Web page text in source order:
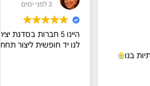
היינו 5 חברות בסדנת יצירת נרות. מור נתנה
לנו יד חופשית ליצור תחת המקצועיות שלה.